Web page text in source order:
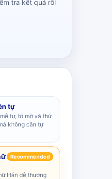
tra kết quả rồi
tự
tự, tô mờ và thứ
không cần tự
Recommended
Hán dễ thương